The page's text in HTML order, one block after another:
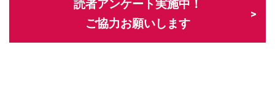
読者アンケート実施中！
ご協力お願いします